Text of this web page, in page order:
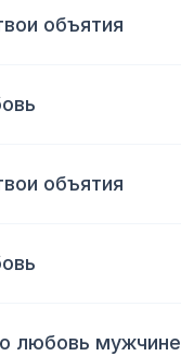
объятия
объятия
любовь мужчине